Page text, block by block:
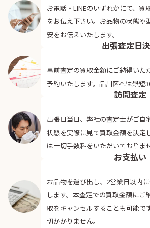
お電話・LINEのいずれかにて、買
をお伝え下さい。お品物の状態や
安をお伝えいたします。
02
出張査定日
事前査定の買取金額にご納得いた
予約いたします。品川区へは最短
03
訪問査定
出張日当日、弊社の査定士がご自
状態を実際に見て買取金額を決定
は一切手数料をいただいておりま
04
お支払い
お品物を運び出し、2営業日以内
します。本査定での買取金額にご
取をキャンセルすることも可能で
切かかりません。